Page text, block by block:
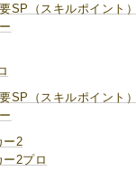
SP（スキルポイント）
SP（スキルポイント）
ー2
ー2プロ